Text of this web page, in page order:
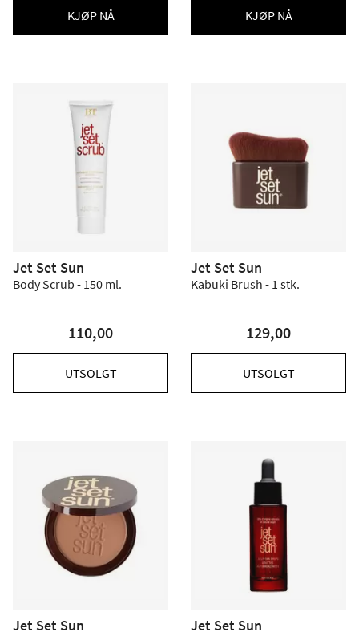
KJØP NÅ KJØP NÅ
Jet Set Sun
Body Scrub - 150 ml.
110,00
UTSOLGT
Jet Set Sun
Kabuki Brush - 1 stk.
129,00
UTSOLGT
Jet Set Sun Jet Set Sun